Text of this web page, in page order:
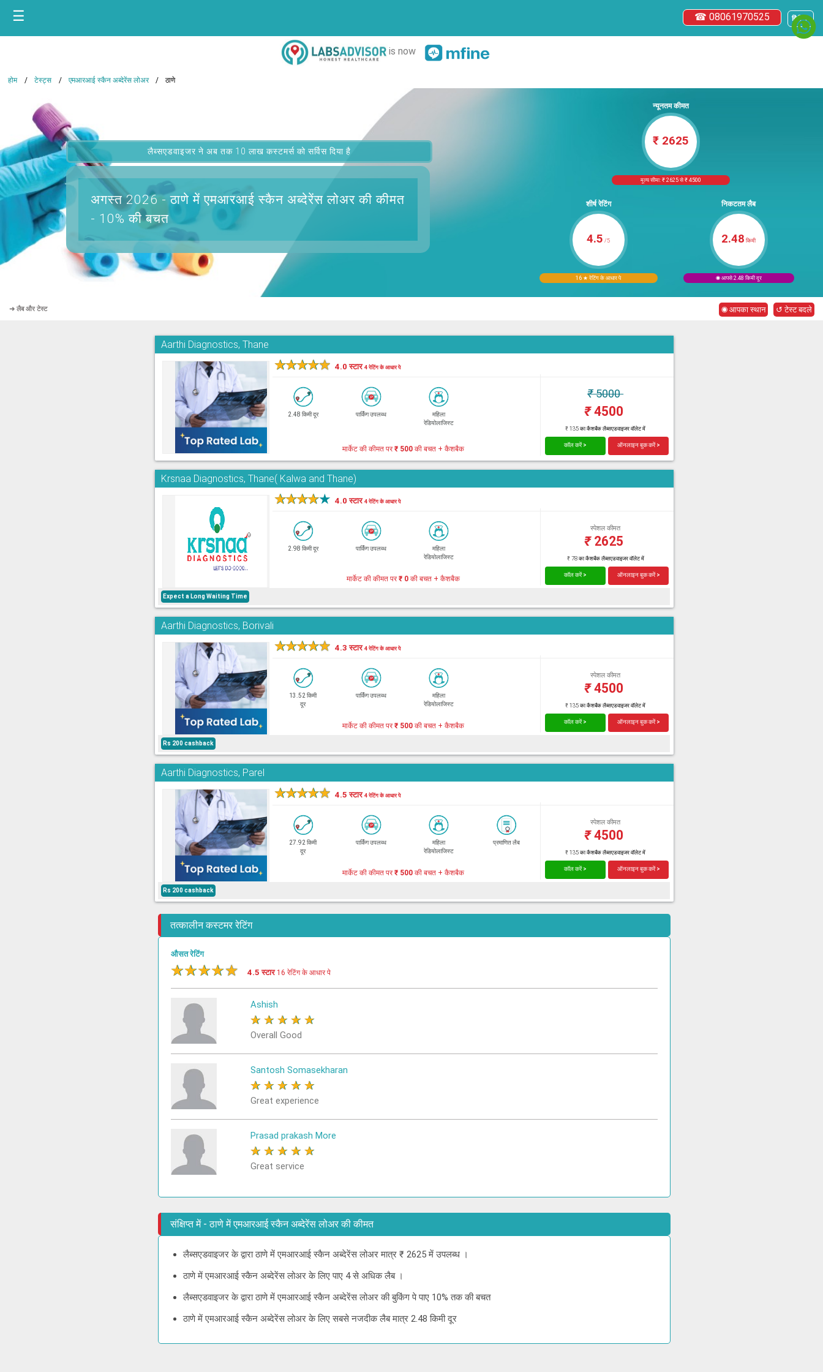
हिंदी ▼
☎ 08061970525
☰
is now
होम टेस्ट्स एमआरआई स्कैन अब्देरेंस लोअर ठाणे
लैब्सएडवाइजर ने अब तक 10 लाख कस्टमर्स को सर्विस दिया है
अगस्त 2026 -ठाणे में एमआरआई स्कैन अब्देरेंस लोअरकी कीमत
- 10% की बचत
न्यूनतम कीमत
₹ 2625
मूल्य सीमा: ₹ 2625 से ₹ 4500
शीर्ष रेटिंग
4.5 /5
16 ★ रेटिंग के आधार पे
निकटतम लैब
2.48 किमी
◉ आपसे 2.48 किमी दूर
➜ लैब और टेस्ट ◉ आपका स्थान ↺ टेस्ट बदले
Aarthi Diagnostics, Thane
★★★★★ 4.0 स्टार4 रेटिंग के आधार पे
2.48 किमी दूर पार्किंग उपलब्ध
महिला
रेडियोलाजिस्ट
₹5000
₹4500
₹ 135 का कैशबैक लैब्सएडवाइजर वॉलेट में
मार्केट की कीमत पर₹ 500 की बचत + कैशबैक कॉल करें > ऑनलाइन बुक करें >
Krsnaa Diagnostics, Thane( Kalwa and Thane)
★★★★★ 4.0 स्टार4 रेटिंग के आधार पे
2.98 किमी दूर पार्किंग उपलब्ध
महिला
रेडियोलाजिस्ट
स्पेशल कीमत
₹2625
₹ 78 का कैशबैक लैब्सएडवाइजर वॉलेट में
मार्केट की कीमत पर₹ 0 की बचत + कैशबैक कॉल करें > ऑनलाइन बुक करें >
Expect a Long Waiting Time
Aarthi Diagnostics, Borivali
★★★★★ 4.3 स्टार4 रेटिंग के आधार पे
13.52 किमी
दूर
पार्किंग उपलब्ध
महिला
रेडियोलाजिस्ट
स्पेशल कीमत
₹4500
₹ 135 का कैशबैक लैब्सएडवाइजर वॉलेट में
मार्केट की कीमत पर₹ 500 की बचत + कैशबैक कॉल करें > ऑनलाइन बुक करें >
Rs 200 cashback
Aarthi Diagnostics, Parel
★★★★★ 4.5 स्टार4 रेटिंग के आधार पे
27.92 किमी
दूर
पार्किंग उपलब्ध
महिला
रेडियोलाजिस्ट
प्रमाणित लैब
स्पेशल कीमत
₹4500
₹ 135 का कैशबैक लैब्सएडवाइजर वॉलेट में
मार्केट की कीमत पर₹ 500 की बचत + कैशबैक कॉल करें > ऑनलाइन बुक करें >
Rs 200 cashback
तत्कालीन कस्टमर रेटिंग
औसत रेटिंग
★★★★★ 4.5 स्टार 16 रेटिंग के आधार पे
Ashish
★ ★ ★ ★ ★
Overall Good
Santosh Somasekharan
★ ★ ★ ★ ★
Great experience
Prasad prakash More
★ ★ ★ ★ ★
Great service
संक्षिप्त में - ठाणे में एमआरआई स्कैन अब्देरेंस लोअर की कीमत
लैब्सएडवाइजर के द्वारा ठाणे में एमआरआई स्कैन अब्देरेंस लोअर मात्र ₹ 2625 में उपलब्ध ।
ठाणे में एमआरआई स्कैन अब्देरेंस लोअर के लिए पाए 4 से अधिक लैब ।
लैब्सएडवाइजर के द्वारा ठाणे में एमआरआई स्कैन अब्देरेंस लोअर की बुकिंग पे पाए 10% तक की बचत
ठाणे में एमआरआई स्कैन अब्देरेंस लोअर के लिए सबसे नजदीक लैब मात्र 2.48 किमी दूर